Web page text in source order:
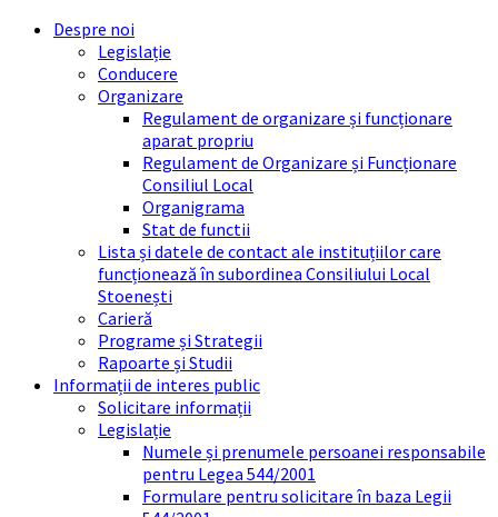
Skip
Skip
Skip
Skip
Despre noi
Legislație
Conducere
Organizare
Regulament de organizare și funcționare
aparat propriu
Regulament de Organizare și Funcționare
Consiliul Local
Organigrama
Stat de functii
Lista și datele de contact ale instituțiilor care
funcționează în subordinea Consiliului Local
Stoenești
Carieră
Programe și Strategii
Rapoarte și Studii
Informații de interes public
Solicitare informații
Legislație
Numele și prenumele persoanei responsabile
pentru Legea 544/2001
Formulare pentru solicitare în baza Legii